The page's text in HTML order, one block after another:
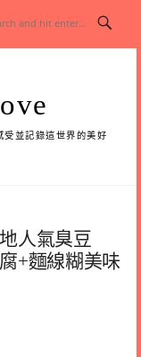
並記錄這世界的美好
人氣臭豆
+麵線糊美味